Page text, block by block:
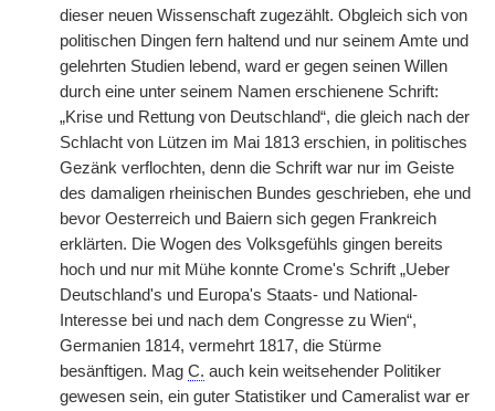
dieser neuen Wissenschaft zugezählt. Obgleich sich von
politischen Dingen fern haltend und nur seinem Amte und
gelehrten Studien lebend, ward er gegen seinen Willen
durch eine unter seinem Namen erschienene Schrift:
„Krise und Rettung von Deutschland“, die gleich nach der
Schlacht von Lützen im Mai 1813 erschien, in politisches
Gezänk verflochten, denn die Schrift war nur im Geiste
des damaligen rheinischen Bundes geschrieben, ehe und
bevor Oesterreich und Baiern sich gegen Frankreich
erklärten. Die Wogen des Volksgefühls gingen bereits
hoch und nur mit Mühe konnte Crome's Schrift „Ueber
Deutschland's und Europa's Staats- und National-
Interesse bei und nach dem Congresse zu Wien“,
Germanien 1814, vermehrt 1817, die Stürme
besänftigen. Mag C. auch kein weitsehender Politiker
gewesen sein, ein guter Statistiker und Cameralist war er